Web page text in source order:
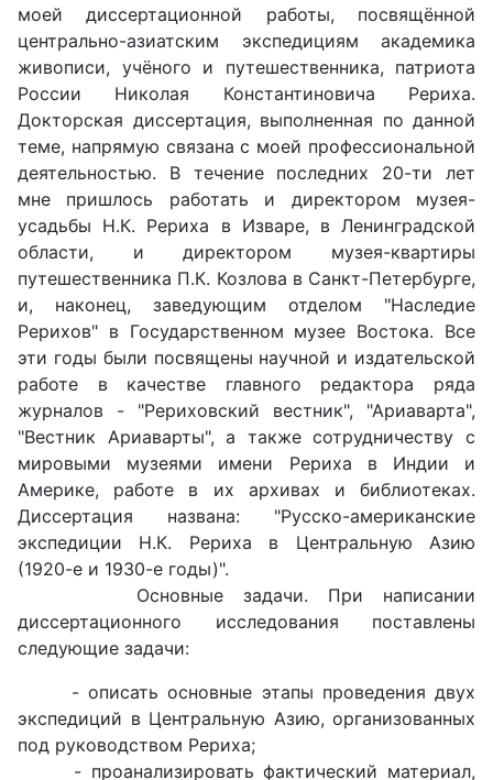
моей диссертационной работы, посвящённой
центрально-азиатским экспедициям академика
живописи, учёного и путешественника, патриота
России Николая Константиновича Рериха.
Докторская диссертация, выполненная по данной
теме, напрямую связана с моей профессиональной
деятельностью. В течение последних 20-ти лет
мне пришлось работать и директором музея-
усадьбы Н.К. Рериха в Изваре, в Ленинградской
области, и директором музея-квартиры
путешественника П.К. Козлова в Санкт-Петербурге,
и, наконец, заведующим отделом "Наследие
Рерихов" в Государственном музее Востока. Все
эти годы были посвящены научной и издательской
работе в качестве главного редактора ряда
журналов - "Рериховский вестник", "Ариаварта",
"Вестник Ариаварты", а также сотрудничеству с
мировыми музеями имени Рериха в Индии и
Америке, работе в их архивах и библиотеках.
Диссертация названа: "Русско-американские
экспедиции Н.К. Рериха в Центральную Азию
(1920-е и 1930-е годы)".
Основные задачи. При написании
диссертационного исследования поставлены
следующие задачи:
- описать основные этапы проведения двух
экспедиций в Центральную Азию, организованных
под руководством Рериха;
- проанализировать фактический материал,